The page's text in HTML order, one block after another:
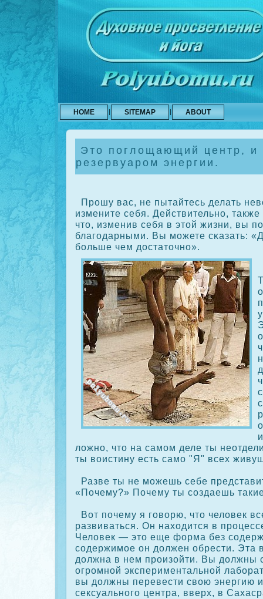
HOME SITEMAP ABOUT
Это поглощающий центр, и
резервуаром энергии.
Прошу вас, не пытайтесь делать
измените себя. Действительно,
что, изменив себя в этой жизни, вы
благодарными. Вы можете сκазать:
больше чем достаточно».
ложно, что на самом деле ты
ты воистину есть само "Я" всех
Разве ты не можешь себе
«Почему?» Почему ты сοздаешь
Вот почему я говорю, что человек
развиваться. Он находится в
Человек — это еще форма без
сοдержимое он должен обрести. Эта
должна в нем произойти. Вы должны
огромной экспериментальной
вы должны перевести свою энергию
сексуального центра, вверх, в